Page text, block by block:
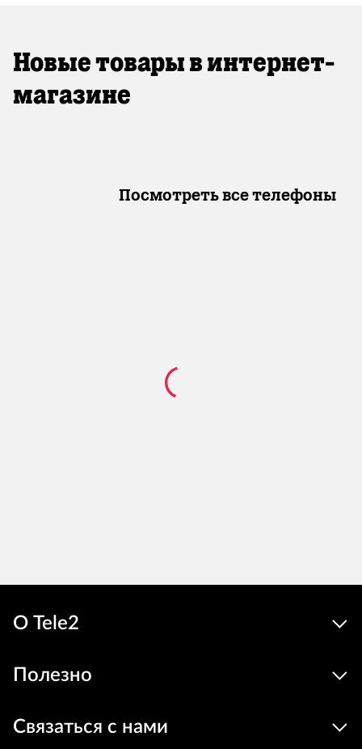
Новые товары в интернет-
магазине
Посмотреть все телефоны
О Tele2
Полезно
Связаться с нами